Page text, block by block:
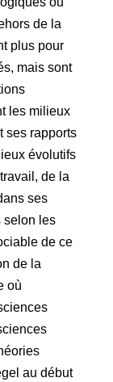
de la
plus pour
mais sont
les milieux
ses rapports
évolutifs
de la
ses
selon les
de ce
de la
où
au début